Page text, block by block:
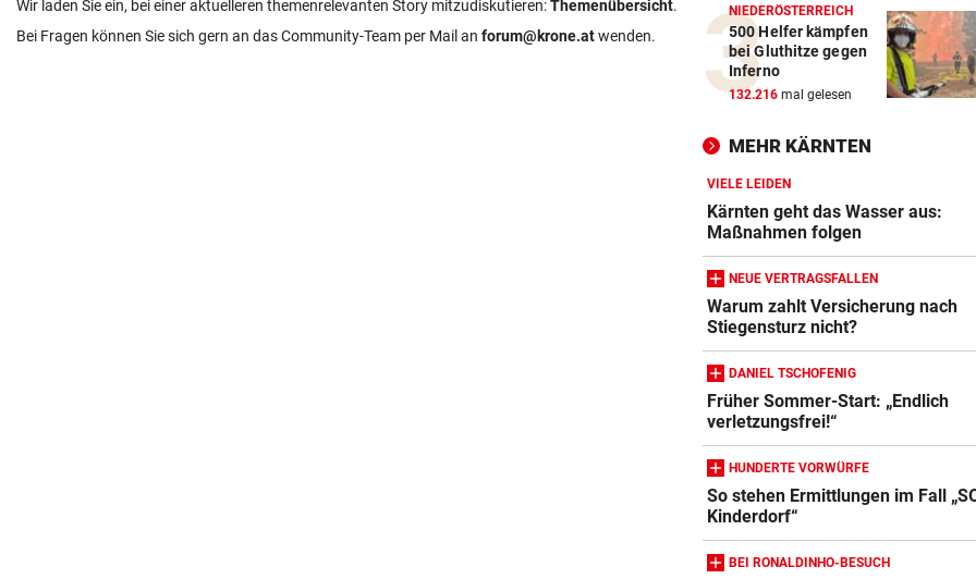
Wir laden Sie ein, bei einer aktuelleren themenrelevanten Story mitzudiskutieren:Themenübersicht.
Bei Fragen können Sie sich gern an das Community-Team per Mail an forum@krone.atwenden.
NIEDERÖSTERREICH
500 Helfer kämpfen
bei Gluthitze gegen
Inferno
132.216 mal gelesen
MEHR KÄRNTEN
VIELE LEIDEN
Kärnten geht das Wasser aus:
Maßnahmen folgen
NEUE VERTRAGSFALLEN
Warum zahlt Versicherung nach
Stiegensturz nicht?
DANIEL TSCHOFENIG
Früher Sommer-Start: „Endlich
verletzungsfrei!“
HUNDERTE VORWÜRFE
So stehen Ermittlungen im Fall
Kinderdorf“
BEI RONALDINHO-BESUCH